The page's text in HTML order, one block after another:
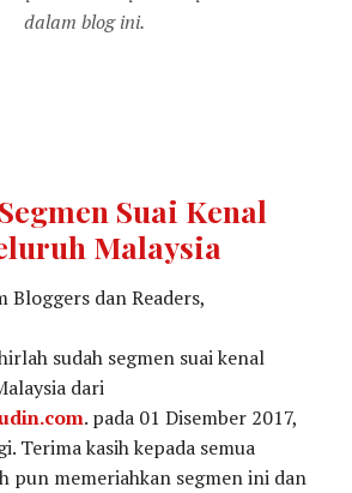
dalam blog ini.
Suai Kenal
Malaysia
Bloggers dan Readers,
sudah segmen suai kenal
dari
. pada 01 Disember 2017,
Terima kasih kepada semua
pun memeriahkan segmen ini dan